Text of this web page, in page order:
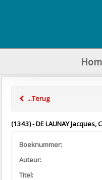
...Terug
(1343) - DE LAUNAY
Boeknummer:
Auteur:
Titel: